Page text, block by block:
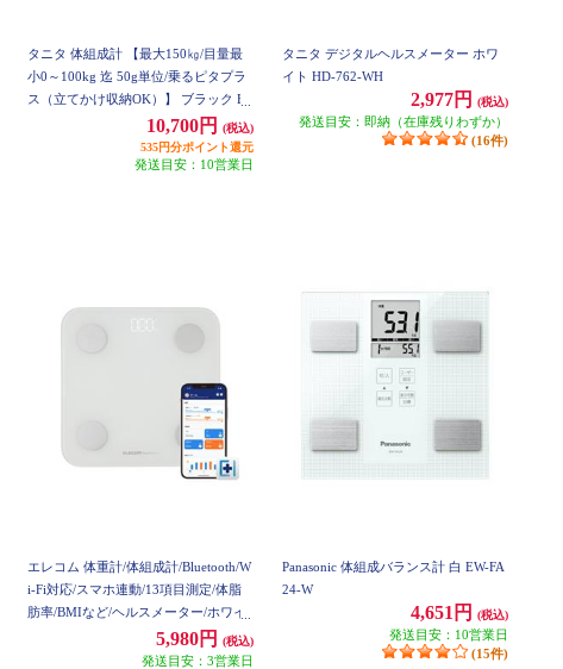
タニタ 体組成計 【最大150㎏/目量最
小0～100kg 迄 50g単位/乗るピタプラ
ス（立てかけ収納OK）】 ブラック BC
10,700円
(税込)
535円分ポイント還元
発送目安：10営業日
タニタ デジタルヘルスメーター ホワ
イト HD-762-WH
2,977円 (税込)
発送目安：即納（在庫残りわずか）
(16件)
エレコム 体重計/体組成計/Bluetooth/W
i-Fi対応/スマホ連動/13項目測定/体脂
肪率/BMIなど/ヘルスメーター/ホワイ
5,980円 (税込)
発送目安：3営業日
Panasonic 体組成バランス計 白 EW-FA
24-W
4,651円 (税込)
発送目安：10営業日
(15件)